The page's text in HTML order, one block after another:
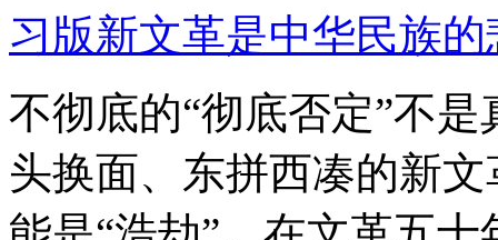
习版新文革是中华民族的
不彻底的“彻底否定”不
头换面、东拼西凑的新